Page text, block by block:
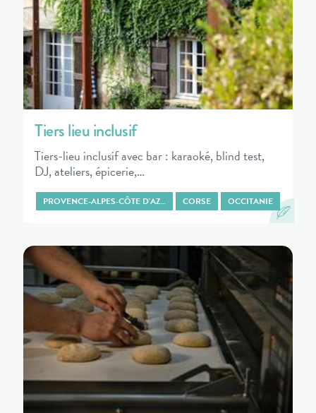
Tiers lieu inclusif
Tiers-lieu inclusif avec bar : karaoké, blind test,
DJ, ateliers, épicerie,…
PROVENCE-ALPES-CÔTE D'AZ… CORSE OCCITANIE